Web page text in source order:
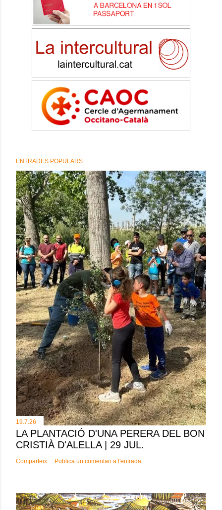
ENTRADES POPULARS
19.7.26
LA PLANTACIÓ D'UNA PERERA DEL BON
CRISTIÀ D'ALELLA | 29 JUL.
Comparteix Publica un comentari a l'entrada